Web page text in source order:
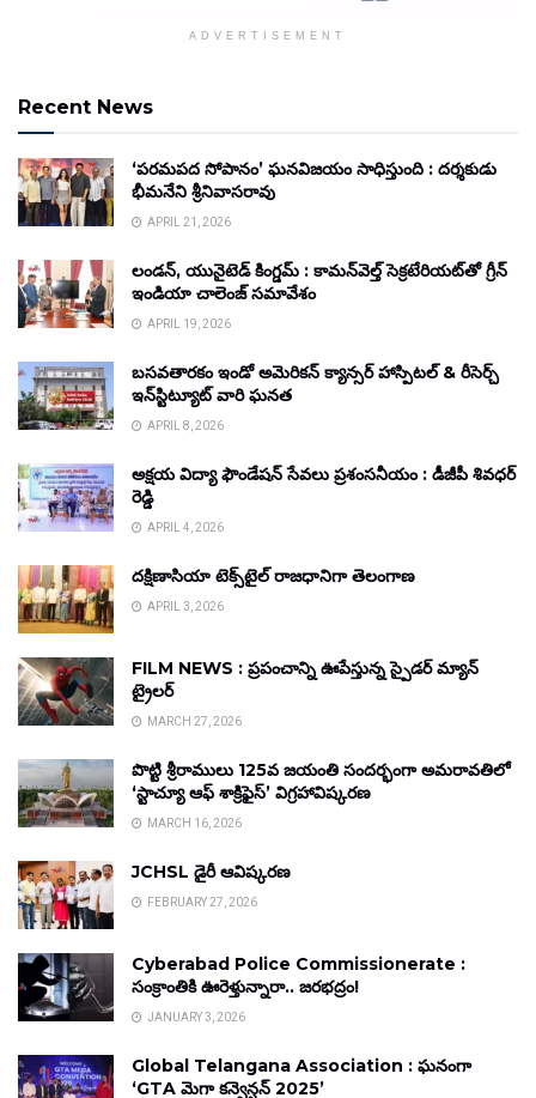
ADVERTISEMENT
Recent News
‘పరమపద సోపానం’ ఘనవిజయం సాధిస్తుంది : దర్శకుడు
భీమనేని శ్రీనివాసరావు
APRIL 21, 2026
లండన్, యునైటెడ్ కింగ్డమ్ : కామన్‌వెల్త్ సెక్రటేరియట్‌తో గ్రీన్
ఇండియా చాలెంజ్ సమావేశం
APRIL 19, 2026
బసవతారకం ఇండో అమెరికన్ క్యాన్సర్ హాస్పిటల్ & రీసెర్చ్
ఇన్‌స్టిట్యూట్ వారి ఘనత
APRIL 8, 2026
అక్షయ విద్యా ఫౌండేషన్ సేవలు ప్రశంసనీయం : డీజీపీ శివధర్
రెడ్డి
APRIL 4, 2026
దక్షిణాసియా టెక్స్‌టైల్ రాజధానిగా తెలంగాణ
APRIL 3, 2026
FILM NEWS : ప్రపంచాన్ని ఊపేస్తున్న స్పైడర్ మ్యాన్
ట్రైలర్
MARCH 27, 2026
పొట్టి శ్రీరాములు 125వ జయంతి సందర్భంగా అమరావతిలో
‘స్టాచ్యూ ఆఫ్ శాక్రిఫైస్’ విగ్రహావిష్కరణ
MARCH 16, 2026
JCHSL డైరీ ఆవిష్కరణ
FEBRUARY 27, 2026
Cyberabad Police Commissionerate :
సంక్రాంతికి ఊరెళ్తున్నారా.. జరభద్రం!
JANUARY 3, 2026
Global Telangana Association : ఘనంగా
‘GTA మెగా కన్వెన్షన్ 2025’